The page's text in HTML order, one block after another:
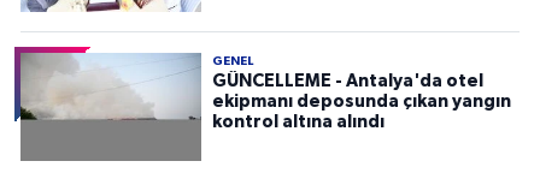
GENEL
GÜNCELLEME - Antalya'da otel
ekipmanı deposunda çıkan yangın
kontrol altına alındı